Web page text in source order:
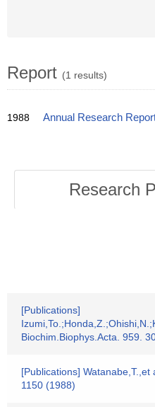
Report (1 results)
1988 Annual Research
Research
[Publications]
Biochim.Biophys.Acta. 959.
[Publications]
1150 (1988)